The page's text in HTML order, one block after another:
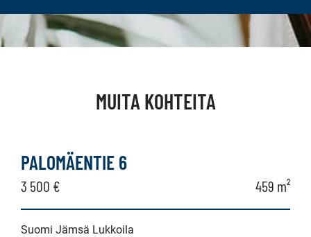
MUITA KOHTEITA
PALOMÄENTIE 6
3 500 € 459 m²
Suomi Jämsä Lukkoila